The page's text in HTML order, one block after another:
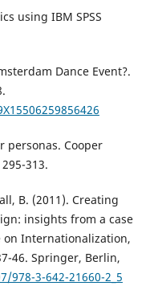
using IBM SPSS
Dance Event?.
personas. Cooper
313.
B. (2011). Creating
insights from a case
Internationalization,
46. Springer, Berlin,
978-3-642-21660-2_5